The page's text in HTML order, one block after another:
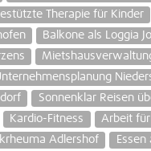
Therapie für Kinder
Balkone als Loggia
Sonnenklar Reisen
Kardio-Fitness Arbeit
Adlershof Essen